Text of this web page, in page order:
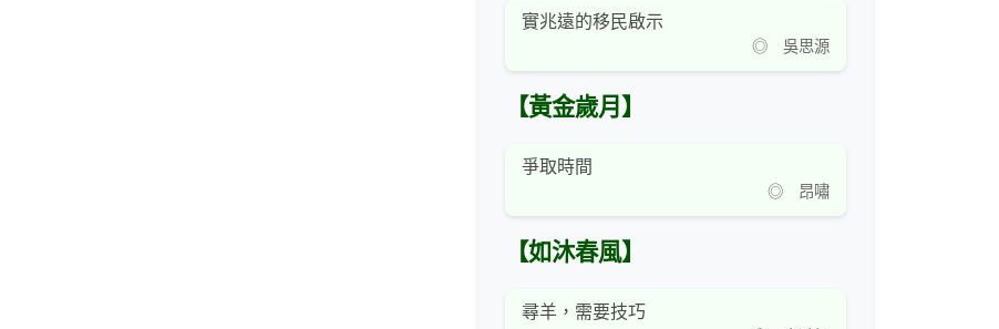
實兆遠的移民啟示
◎ 吳思源
【黃金歲月】
爭取時間
◎ 昂嘯
【如沐春風】
尋羊，需要技巧